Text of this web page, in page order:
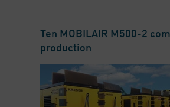
Ten MOBILAIR M500-2
production